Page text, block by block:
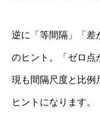
逆に「等間隔」「差
のヒント。「ゼロ点
現も間隔尺度と比例
ヒントになります。